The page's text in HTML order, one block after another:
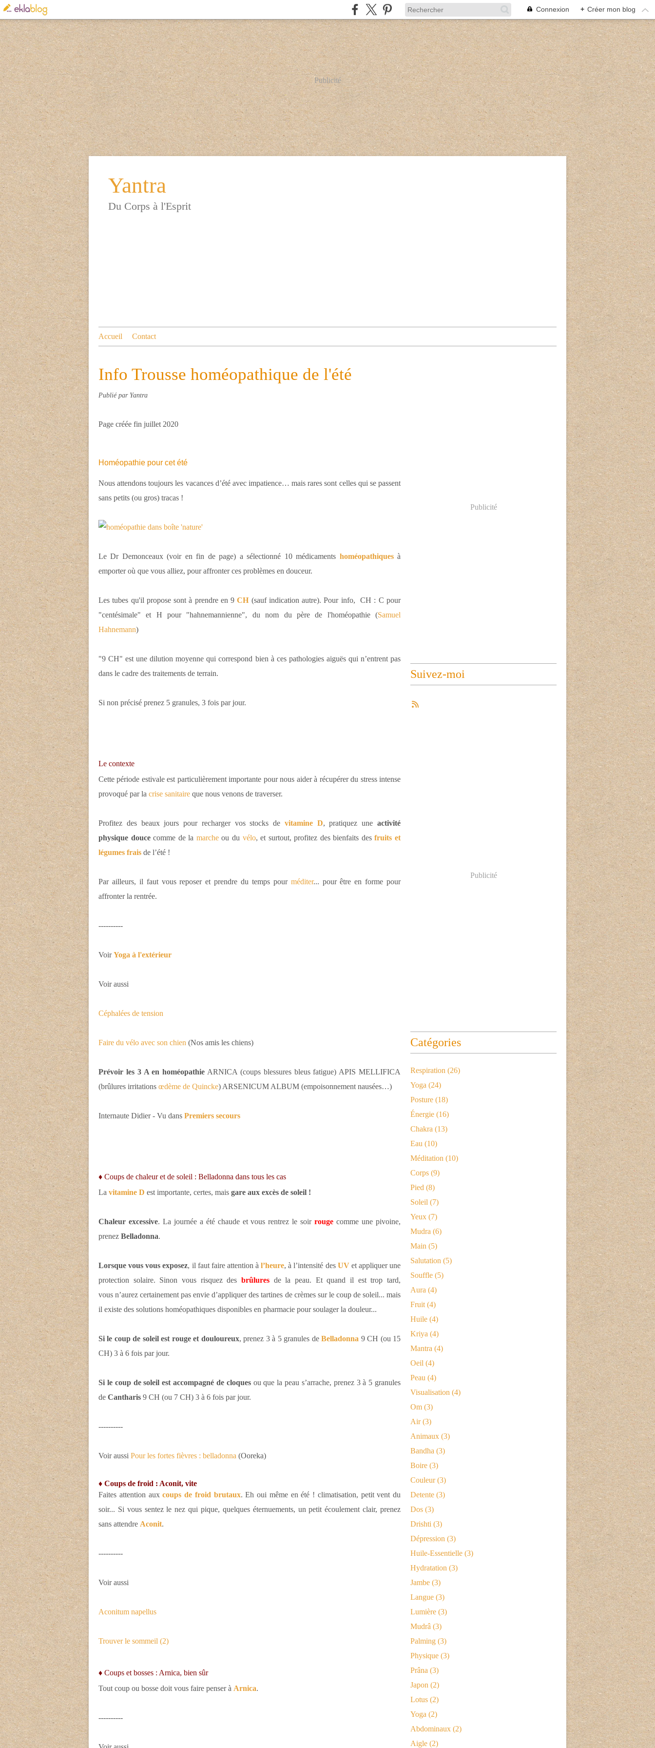
Connexion + Créer mon blog
Publicité
Yantra
Du Corps à l'Esprit
Accueil Contact
Info Trousse homéopathique de l'été
Publié par Yantra
Page créée fin juillet 2020
Homéopathie pour cet été
Nous attendons toujours les vacances d’été avec impatience… mais rares sont celles qui se passent
sans petits (ou gros) tracas !
Le Dr Demonceaux (voir en fin de page) a sélectionné 10 médicaments homéopathiquesà
emporter où que vous alliez, pour affronter ces problèmes en douceur.
Les tubes qu'il propose sont à prendre en 9CH (sauf indication autre). Pour info,
CH : C pour
"centésimale" et H pour "hahnemannienne", du nom du père de l'homéopathie (Samuel
Hahnemann)
"9 CH" est une dilution moyenne qui correspond bien à ces pathologies aiguës qui n’entrent pas
dans le cadre des traitements de terrain.
Si non précisé prenez 5 granules, 3 fois par jour.
Le contexte
Cette période estivale est particulièrement importante pour nous aider à récupérer du stress intense
provoqué par la crise sanitaire que nous venons de traverser.
Profitez des beaux jours pour recharger vos stocks de vitamine D, pratiquez uneactivité
physique doucecomme de la marcheou du vélo, et surtout, profitez des bienfaits desfruits et
légumes frais de l’été !
Par ailleurs, il faut vous reposer et prendre du temps pour méditer... pour être en forme pour
affronter la rentrée.
----------
VoirYoga à l'extérieur
Voir aussi
Céphalées de tension
Faire du vélo avec son chien (Nos amis les chiens)
Prévoir les 3 A en homéopathie ARNICA (coups blessures bleus fatigue) APIS MELLIFICA
(brûlures irritations œdème de Quincke) ARSENICUM ALBUM (empoisonnement nausées…)
Internaute Didier - Vu dans Premiers secours
♦ Coups de chaleur et de soleil : Belladonna dans tous les cas
La vitamine D est importante, certes, mais gare aux excès de soleil !
Chaleur excessive. La journée a été chaude et vous rentrez le soirrouge comme une pivoine,
prenez Belladonna.
Lorsque vous vous exposez, il faut faire attention àl’heure, à l’intensité des UVet appliquer une
protection solaire. Sinon vous risquez des brûlures de la peau. Et quand il est trop tard,
vous n’aurez certainement pas envie d’appliquer des tartines de crèmes sur le coup de soleil... mais
il existe des solutions homéopathiques disponibles en pharmacie pour soulager la douleur...
Si le coup de soleil est rouge et douloureux, prenez 3 à 5 granules deBelladonna 9 CH (ou 15
CH) 3 à 6 fois par jour.
Si le coup de soleil est accompagné de cloquesou que la peau s’arrache, prenez 3 à 5 granules
de Cantharis 9 CH (ou 7 CH) 3 à 6 fois par jour.
----------
Voir aussi Pour les fortes fièvres : belladonna (Ooreka)
♦ Coups de froid : Aconit, vite
Faites attention auxcoups de froid brutaux. Eh oui même en été ! climatisation, petit vent du
soir... Si vous sentez le nez qui pique, quelques éternuements, un petit écoulement clair, prenez
sans attendre Aconit.
----------
Voir aussi
Aconitum napellus
Trouver le sommeil (2)
♦ Coups et bosses : Arnica, bien sûr
Tout coup ou bosse doit vous faire penser à Arnica.
----------
Publicité
Suivez-moi
Publicité
Catégories
Respiration (26)
Yoga (24)
Posture (18)
Énergie (16)
Chakra (13)
Eau (10)
Méditation (10)
Corps (9)
Pied (8)
Soleil (7)
Yeux (7)
Mudra (6)
Main (5)
Salutation (5)
Souffle (5)
Aura (4)
Fruit (4)
Huile (4)
Kriya (4)
Mantra (4)
Oeil (4)
Peau (4)
Visualisation (4)
Om (3)
Air(3)
Animaux (3)
Bandha (3)
Boire (3)
Couleur(3)
Detente (3)
Dos (3)
Drishti (3)
Dépression (3)
Huile-Essentielle (3)
Hydratation (3)
Jambe (3)
Langue (3)
Lumière (3)
Mudrâ (3)
Palming (3)
Physique (3)
Prâna (3)
Japon (2)
Lotus (2)
Yoga (2)
Abdominaux (2)
Aigle (2)